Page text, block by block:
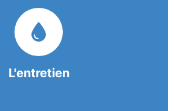
L'entretien
prestation de nettoyage de
qualité.